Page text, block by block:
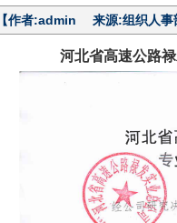
【作者:admin 来源:组织人
河北省高速公路